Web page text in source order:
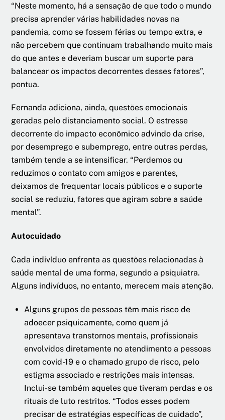
“Neste momento, há a sensação de que todo o mundo
precisa aprender várias habilidades novas na
pandemia, como se fossem férias ou tempo extra, e
não percebem que continuam trabalhando muito mais
do que antes e deveriam buscar um suporte para
balancear os impactos decorrentes desses fatores”,
pontua.
Fernanda adiciona, ainda, questões emocionais
geradas pelo distanciamento social. O estresse
decorrente do impacto econômico advindo da crise,
por desemprego e subemprego, entre outras perdas,
também tende a se intensificar. “Perdemos ou
reduzimos o contato com amigos e parentes,
deixamos de frequentar locais públicos e o suporte
social se reduziu, fatores que agiram sobre a saúde
mental”.
Autocuidado
Cada indivíduo enfrenta as questões relacionadas à
saúde mental de uma forma, segundo a psiquiatra.
Alguns indivíduos, no entanto, merecem mais atenção.
Alguns grupos de pessoas têm mais risco de
adoecer psiquicamente, como quem já
apresentava transtornos mentais, profissionais
envolvidos diretamente no atendimento a pessoas
com covid-19 e o chamado grupo de risco, pelo
estigma associado e restrições mais intensas.
Inclui-se também aqueles que tiveram perdas e os
rituais de luto restritos. “Todos esses podem
precisar de estratégias específicas de cuidado”,